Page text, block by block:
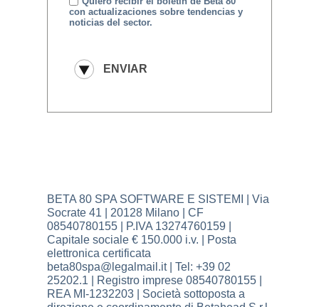
con actualizaciones sobre tendencias y
noticias del sector.
BETA 80 SPA SOFTWARE E SISTEMI | Via
Socrate 41 | 20128 Milano | CF
08540780155 | P.IVA 13274760159 |
Capitale sociale € 150.000 i.v. | Posta
elettronica certificata
beta80spa@legalmail.it | Tel: +39 02
25202.1 | Registro imprese 08540780155 |
REA MI-1232203 | Società sottoposta a